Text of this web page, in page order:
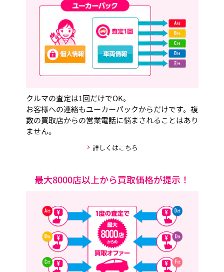
クルマの査定は1回だけでOK。
お客様への連絡もユーカーパックからだけです。複
数の買取店からの営業電話に悩まされることはあり
ません。
詳しくはこちら
最大8000店以上から買取価格が提示！